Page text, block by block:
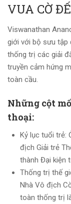
VUA CỜ
Viswanathan
giới với bộ sưu tập
thống trị các giải
truyền cảm hứng
toàn cầu.
Những cột
thoại:
Kỷ lục tuổi trẻ:
địch Giải trẻ
thành Đại kiện
Thống trị thế
Nhà Vô địch
toàn thống trị